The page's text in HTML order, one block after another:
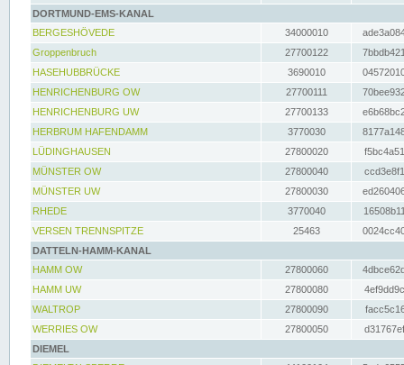
DORTMUND-EMS-KANAL
BERGESHÖVEDE
34000010
Groppenbruch
27700122
HASEHUBBRÜCKE
3690010
HENRICHENBURG OW
27700111
HENRICHENBURG UW
27700133
HERBRUM HAFENDAMM
3770030
LÜDINGHAUSEN
27800020
MÜNSTER OW
27800040
MÜNSTER UW
27800030
RHEDE
3770040
VERSEN TRENNSPITZE
25463
DATTELN-HAMM-KANAL
HAMM OW
27800060
HAMM UW
27800080
WALTROP
27800090
WERRIES OW
27800050
DIEMEL